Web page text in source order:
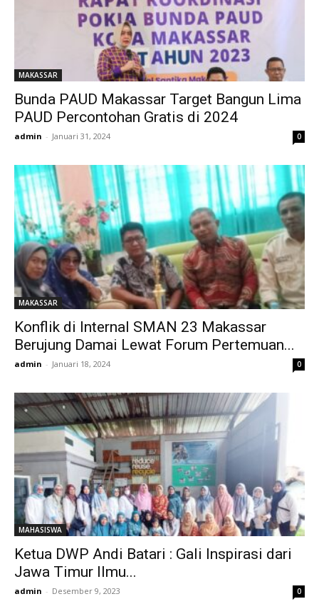
MAKASSAR
Bunda PAUD Makassar Target Bangun Lima
PAUD Percontohan Gratis di 2024
admin - Januari 31, 2024 0
MAKASSAR
Konflik di Internal SMAN 23 Makassar
Berujung Damai Lewat Forum Pertemuan...
admin - Januari 18, 2024 0
MAHASISWA
Ketua DWP Andi Batari : Gali Inspirasi dari
Jawa Timur Ilmu...
admin - Desember 9, 2023 0